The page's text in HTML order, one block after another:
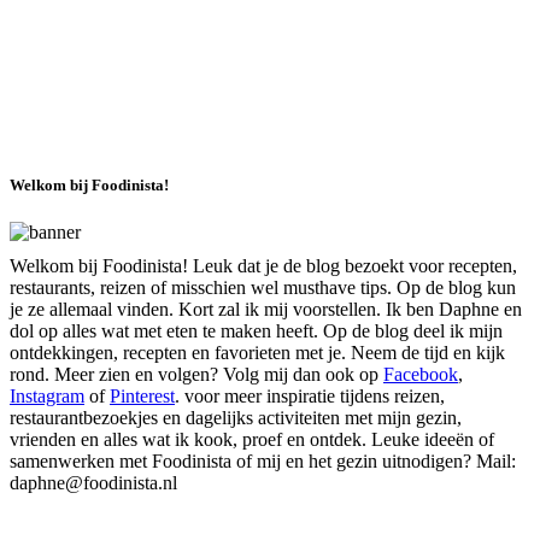
Welkom bij Foodinista!
Welkom bij Foodinista! Leuk dat je de blog bezoekt voor recepten,
restaurants, reizen of misschien wel musthave tips. Op de blog kun
je ze allemaal vinden. Kort zal ik mij voorstellen. Ik ben Daphne en
dol op alles wat met eten te maken heeft. Op de blog deel ik mijn
ontdekkingen, recepten en favorieten met je. Neem de tijd en kijk
rond. Meer zien en volgen? Volg mij dan ook op Facebook,
Instagram ofPinterest. voor meer inspiratie tijdens reizen,
restaurantbezoekjes en dagelijks activiteiten met mijn gezin,
vrienden en alles wat ik kook, proef en ontdek. Leuke ideeën of
samenwerken met Foodinista of mij en het gezin uitnodigen? Mail:
daphne@foodinista.nl